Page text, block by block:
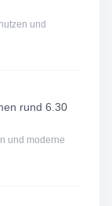
und
rund 6.30
und moderne